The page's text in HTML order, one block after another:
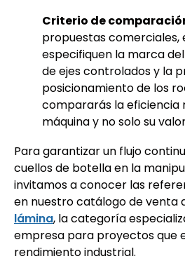
Criterio de
propuestas comerciales,
especifiquen la marca
de ejes controlados y la
posicionamiento de los
compararás la eficiencia
máquina y no solo su
Para garantizar un flujo
cuellos de botella en la
invitamos a conocer las
en nuestro catálogo de venta
lámina, la categoría
empresa para proyectos que
rendimiento industrial.